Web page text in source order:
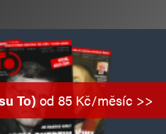
To)od 85 Kč/měsíc >>